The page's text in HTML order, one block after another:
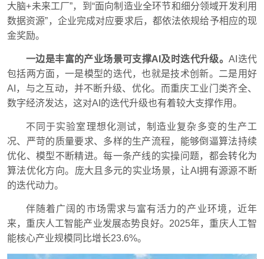
大脑+未来工厂”，到“面向制造业全环节和细分领域开发利用
数据资源”，企业完成对应要求后，都依法依规给予相应的现
金奖励。
一边是丰富的产业场景可支撑AI及时迭代升级。AI迭代
包括两方面，一是模型的迭代，也就是技术创新。二是用好
AI，与之互动，并不断升级、优化。而重庆工业门类齐全、
数字经济发达，这对AI的迭代升级也有着较大支撑作用。
不同于实验室理想化测试，制造业复杂多变的生产工
况、严苛的质量要求、多样的生产流程，能够倒逼算法持续
优化、模型不断精进。每一条产线的实操问题，都会转化为
算法优化方向。庞大且多元的实业场景，让AI拥有源源不断
的迭代动力。
伴随着广阔的市场需求与富有活力的产业环境，近年
来，重庆人工智能产业发展态势良好。2025年，重庆人工智
能核心产业规模同比增长23.6%。